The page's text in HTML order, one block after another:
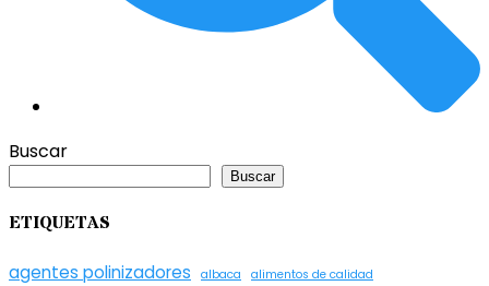
Buscar
Buscar
ETIQUETAS
agentes polinizadores albaca
alimentos de calidad